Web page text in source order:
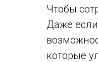
Чтобы
Даже если
которые